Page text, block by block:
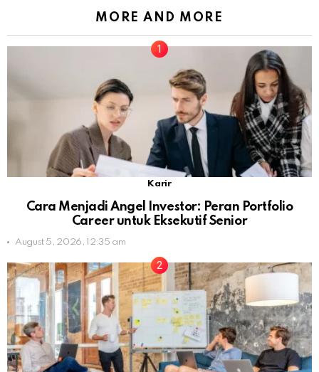
MORE AND MORE
Karir
Cara Menjadi Angel Investor: Peran Portfolio
Career untuk Eksekutif Senior
August 5, 2026, 12:35 am